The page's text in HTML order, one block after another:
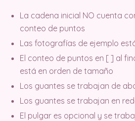
La cadena inicial NO cuenta
conteo de puntos
Las fotografías de ejemplo
El conteo de puntos en [ ] al
está en orden de tamaño
Los guantes se trabajan de
Los guantes se trabajan en
El pulgar es opcional y se